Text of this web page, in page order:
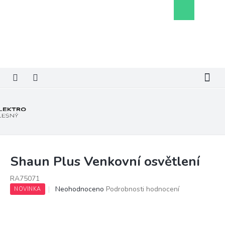
košík
Shaun Plus Venkovní osvětlení
RA75071
NOVINKA
Průměrné
Neohodnoceno Podrobnosti hodnocení